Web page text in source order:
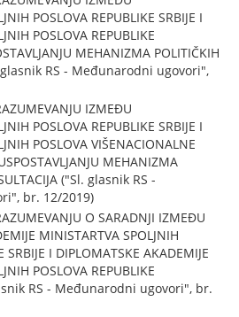
POSLOVA REPUBLIKE SRBIJE I
POSLOVA REPUBLIKE
MEHANIZMA POLITIČKIH
glasnik RS - Međunarodni ugovori",
IZMEĐU
POSLOVA REPUBLIKE SRBIJE I
POSLOVA VIŠENACIONALNE
MEHANIZMA
("Sl. glasnik RS -
br. 12/2019)
O SARADNJI IZMEĐU
MINISTARTVA SPOLJNIH
SRBIJE I DIPLOMATSKE AKADEMIJE
POSLOVA REPUBLIKE
RS - Međunarodni ugovori", br.